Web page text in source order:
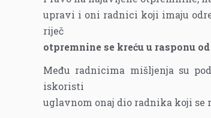
upravi i oni radnici koji imaju
riječ
otpremnine se kreću u rasponu
Među radnicima mišljenja su
iskoristi
uglavnom onaj dio radnika koji se